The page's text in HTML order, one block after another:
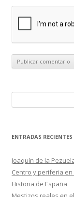
u
c
r
:
ENTRADAS RECIENTES
Joaquín de la
Centro y periferia
Historia de España